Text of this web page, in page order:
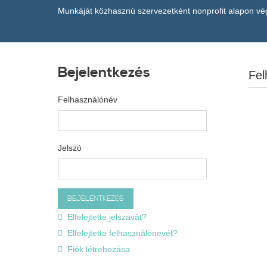
Munkáját közhasznú szervezetként nonprofit alapon
Bejelentkezés
Felhasználónév
Jelszó
Elfelejtette jelszavát?
Elfelejtette felhasználónevét?
Fiók létrehozása